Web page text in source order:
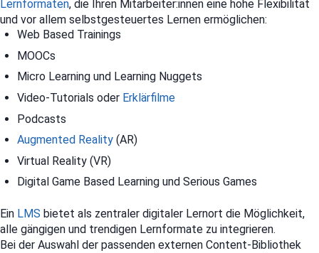
Lernformaten, die Ihren Mitarbeiter:innen eine hohe Flexibilität
und vor allem selbstgesteuertes Lernen ermöglichen:
Web Based Trainings
MOOCs
Micro Learning und Learning Nuggets
Video-Tutorials oder Erklärfilme
Podcasts
Augmented Reality (AR)
Virtual Reality (VR)
Digital Game Based Learning und Serious Games
Ein LMS bietet als zentraler digitaler Lernort die Möglichkeit,
alle gängigen und trendigen Lernformate zu integrieren.
Bei der Auswahl der passenden externen Content-Bibliothek